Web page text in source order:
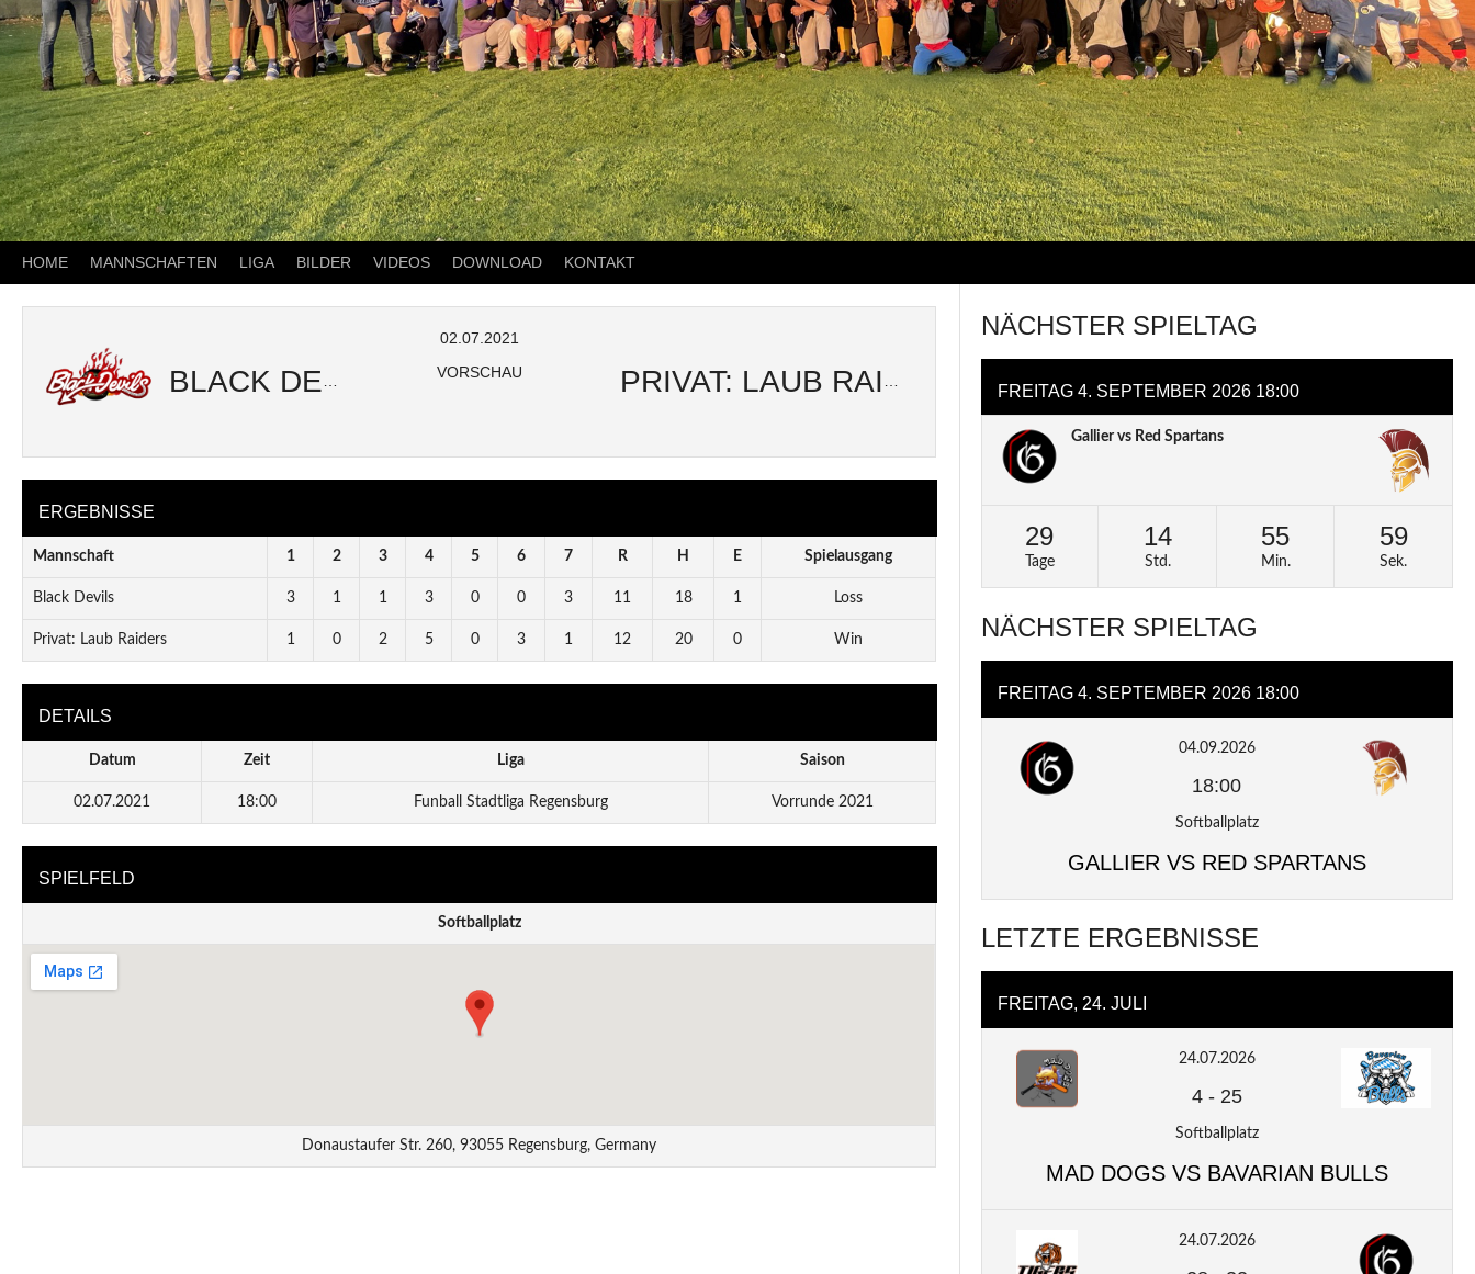
HOME MANNSCHAFTEN LIGA BILDER VIDEOS DOWNLOAD KONTAKT
BLACK DEVILS
02.07.2021
VORSCHAU
ERGEBNISSE
Mannschaft 1 2 3 4 5 6 7 R H E Spielausgang
Black Devils 3 1 1 3 0 0 3 11 18 1 Loss
Privat: Laub Raiders 1 0 2 5 0 3 1 12 20 0 Win
DETAILS
Datum Zeit Liga Saison
02.07.2021 18:00 Funball Stadtliga Regensburg Vorrunde 2021
SPIELFELD
Softballplatz
Donaustaufer Str. 260, 93055 Regensburg, Germany
NÄCHSTER SPIELTAG
FREITAG 4. SEPTEMBER 2026 18:00
Gallier vs Red Spartans
29
Tage
14
Std.
55
Min.
58
Sek.
NÄCHSTER SPIELTAG
FREITAG 4. SEPTEMBER 2026 18:00
04.09.2026
18:00
Softballplatz
GALLIER VS RED SPARTANS
LETZTE ERGEBNISSE
FREITAG, 24. JULI
24.07.2026
4- 25
Softballplatz
MAD DOGS VS BAVARIAN BULLS
24.07.2026